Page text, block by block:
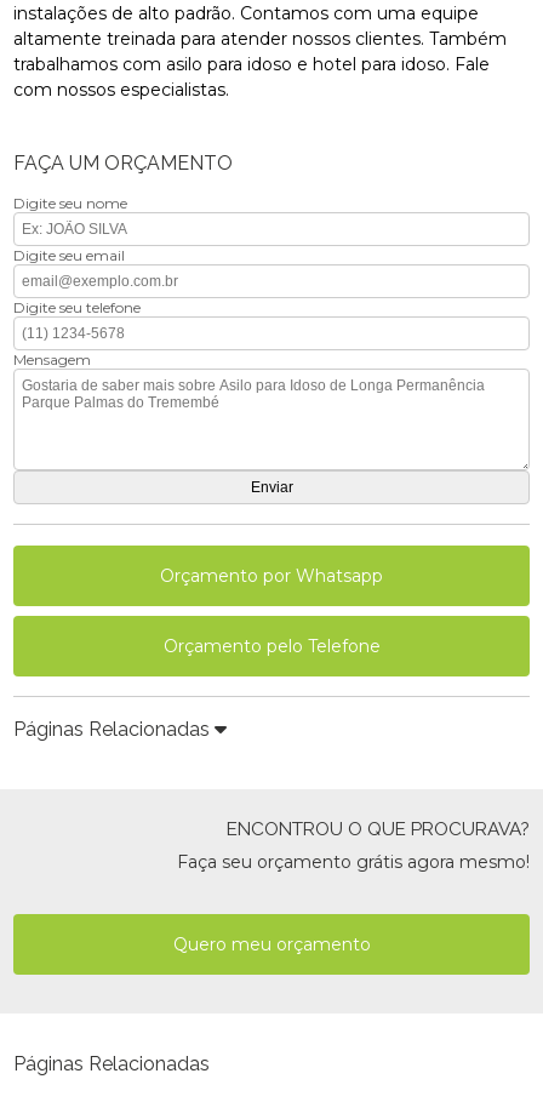
instalações de alto padrão. Contamos com uma equipe
altamente treinada para atender nossos clientes. Também
trabalhamos com asilo para idoso e hotel para idoso. Fale
com nossos especialistas.
FAÇA UM ORÇAMENTO
Digite seu nome
Digite seu email
Digite seu telefone
Mensagem
Orçamento por Whatsapp
Orçamento pelo Telefone
Páginas Relacionadas
ENCONTROU O QUE PROCURAVA?
Faça seu orçamento grátis agora mesmo!
Quero meu orçamento
Páginas Relacionadas